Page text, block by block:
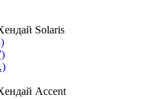
Solaris
Accent